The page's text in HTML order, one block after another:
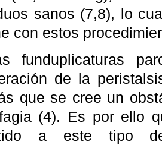
sanos (7,8), lo
con estos
funduplicaturas
de la
que se cree un
(4). Es por ello
a este tipo de